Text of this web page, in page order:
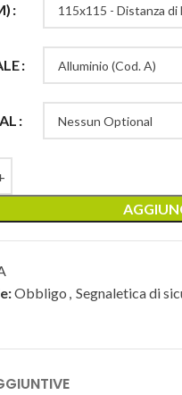
Obbligo , Segnaletica di